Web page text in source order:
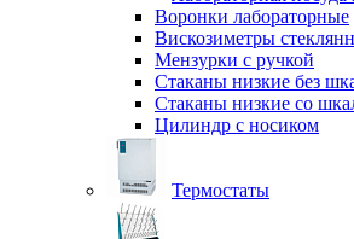
Воронки лабораторные
Вискозиметры
Мензурки с ручкой
Стаканы низкие без
Стаканы низкие со
Цилиндр с носиком
Термостаты